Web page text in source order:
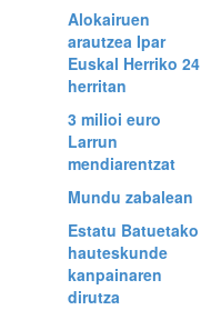
Alokairuen
arautzea Ipar
Euskal Herriko 24
herritan
3 milioi euro
Larrun
mendiarentzat
Mundu zabalean
Estatu Batuetako
hauteskunde
kanpainaren
dirutza